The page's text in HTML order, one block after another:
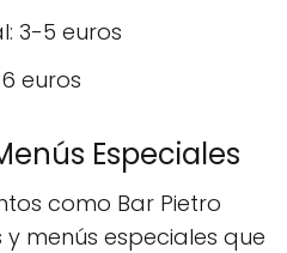
3-5 euros
euros
Especiales
como Bar Pietro
menús especiales que